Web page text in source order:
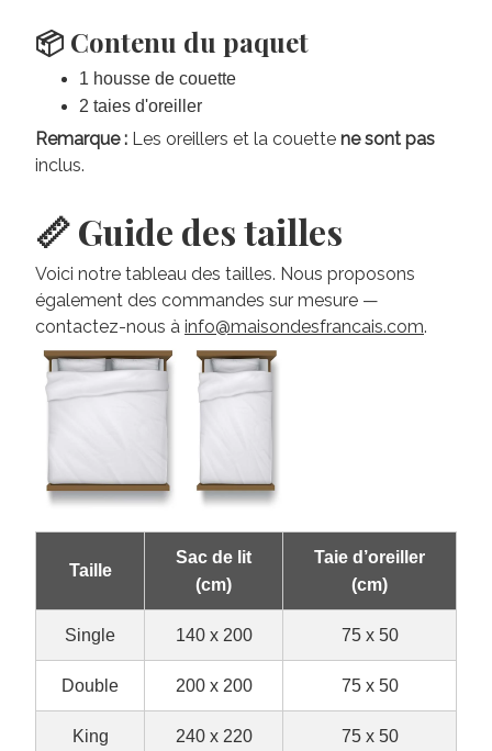
📦 Contenu du paquet
1 housse de couette
2 taies d'oreiller
Remarque : Les oreillers et la couette ne sont pas
inclus.
📏 Guide des tailles
Voici notre tableau des tailles. Nous proposons
également des commandes sur mesure —
contactez-nous à info@maisondesfrancais.com.
Taille
Sac de lit
(cm)
Taie d’oreiller
(cm)
Single 140 x 200 75 x 50
Double 200 x 200 75 x 50
King 240 x 220 75 x 50